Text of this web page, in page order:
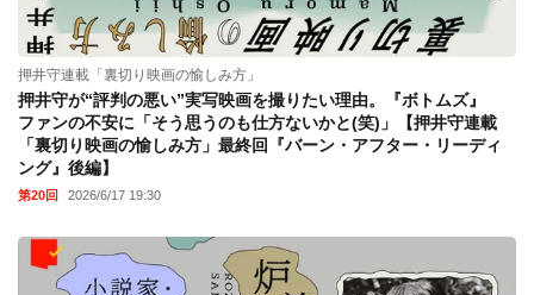
押井守連載「裏切り映画の愉しみ方」
押井守が“評判の悪い”実写映画を撮りたい理由。『ボトムズ』
ファンの不安に「そう思うのも仕方ないかと(笑)」【押井守連載
「裏切り映画の愉しみ方」最終回『バーン・アフター・リーディ
ング』後編】
第20回 2026/6/17 19:30